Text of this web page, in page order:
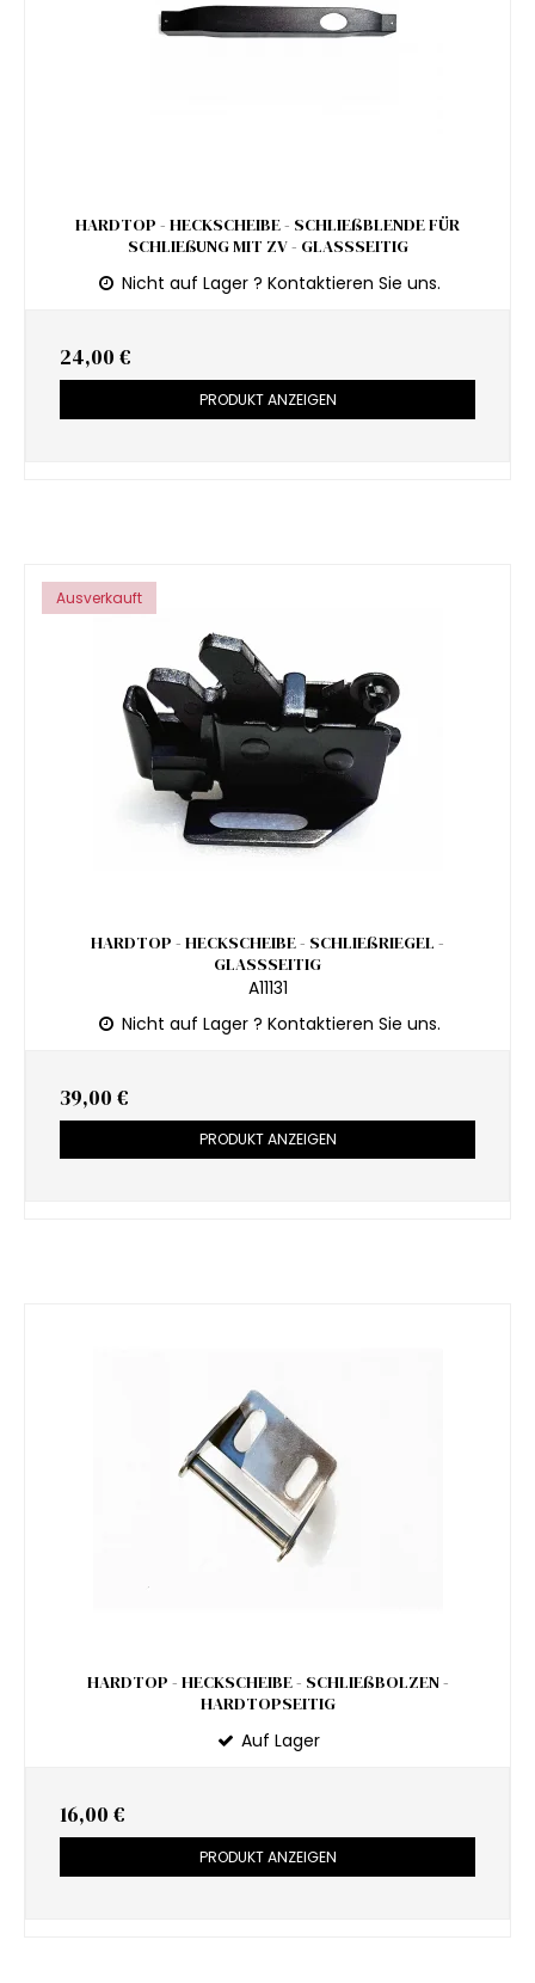
HARDTOP - HECKSCHEIBE - SCHLIEßBLENDE FÜR
SCHLIEßUNG MIT ZV - GLASSSEITIG
Nicht auf Lager ? Kontaktieren Sie uns.
24,00 €
PRODUKT ANZEIGEN
Ausverkauft
HARDTOP - HECKSCHEIBE - SCHLIEßRIEGEL -
GLASSSEITIG
A11131
Nicht auf Lager ? Kontaktieren Sie uns.
39,00 €
PRODUKT ANZEIGEN
HARDTOP - HECKSCHEIBE - SCHLIEßBOLZEN -
HARDTOPSEITIG
Auf Lager
16,00 €
PRODUKT ANZEIGEN